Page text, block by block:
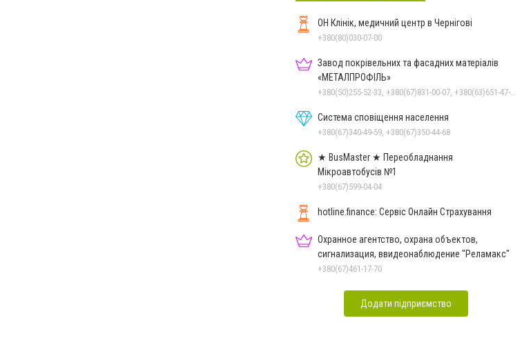
ОН Клінік, медичний центр в Чернігові
+380(80)030-07-00
Завод покрівельних та фасадних матеріалів
«МЕТАЛПРОФІЛЬ»
Система сповіщення населення
+380(67)340-49-59, +380(67)350-44-68
★ BusMaster ★ Переобладнання
Мікроавтобусів №1
+380(67)599-04-04
hotline.finance: Сервіс Онлайн Страхування
Охранное агентство, охрана объектов,
сигнализация, ввидеонаблюдение "Реламакс"
+380(67)461-17-70
Додати підприємство